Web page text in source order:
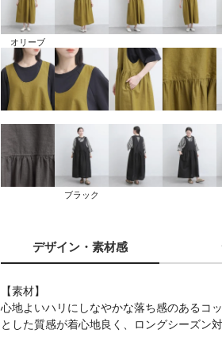
オリーブ
ブラック
デザイン ・素材感
【素材】
心地よいハリにしなやかな落ち感のあるコ
とした質感が着心地良く、ロングシーズン